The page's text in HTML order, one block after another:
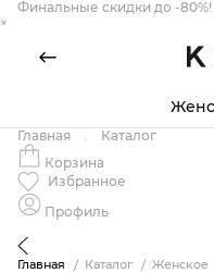
Финальные скидки до -80%!
×
Главная
Каталог
Корзина
Избранное
Профиль
Главная Каталог Женское